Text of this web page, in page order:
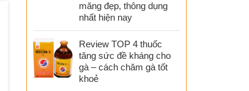
măng đẹp, thông dụng
nhất hiện nay
Review TOP 4 thuốc
tăng sức đề kháng cho
gà – cách chăm gà tốt
khoẻ